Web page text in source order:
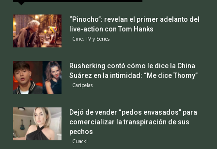
“Pinocho”: revelan el primer adelanto del
live-action con Tom Hanks
Cine, TV y Series
Rusherking contó cómo le dice la China
Suárez en la intimidad: “Me dice Thomy”
Caripelas
Dejó de vender “pedos envasados” para
comercializar la transpiración de sus
pechos
Cuack!